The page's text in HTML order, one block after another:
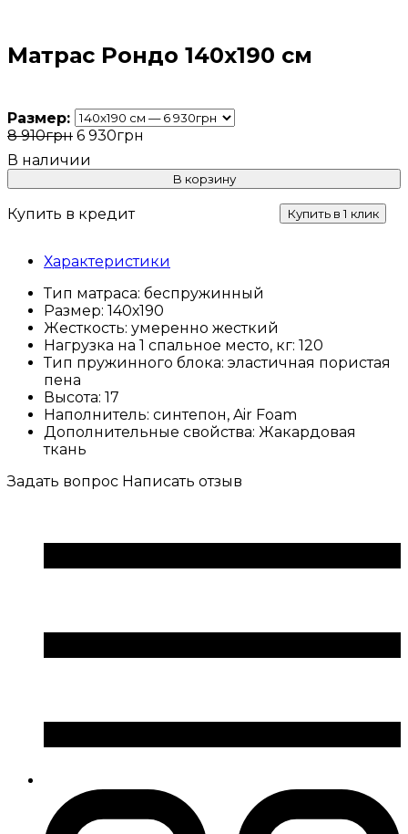
Матрас Рондо 140х190 см
Размер:
8 910грн 6 930грн
В корзину
Купить в кредит Купить в 1 клик
Характеристики
Тип матраса: беспружинный
Размер: 140х190
Жесткость: умеренно жесткий
Нагрузка на 1 спальное место, кг: 120
Тип пружинного блока: эластичная пористая
пена
Высота: 17
Наполнитель: синтепон, Air Foam
Дополнительные свойства: Жакардовая
ткань
Задать вопрос Написать отзыв